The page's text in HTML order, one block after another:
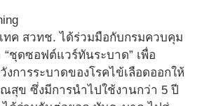
ทค สวทช. ได้ร่วมมือกับกรมควบคุม
ชุดซอฟต์แวร์ทันระบาด” เพื่อ
งการระบาดของโรคไข้เลือดออกให้
สุข ซึ่งมีการนำไปใช้งานกว่า 5 ปี